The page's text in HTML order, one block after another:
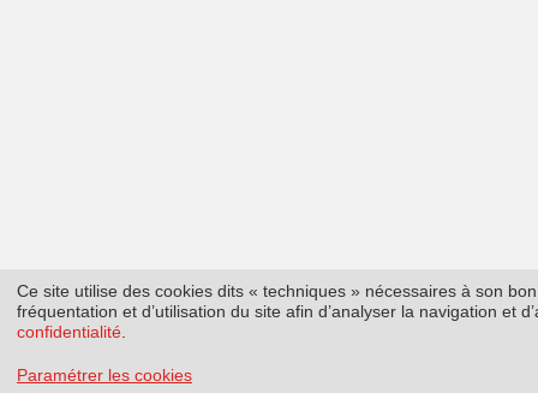
Ce site utilise des cookies dits « techniques » nécessaires à son
fréquentation et d’utilisation du site afin d’analyser la navigation et
confidentialité
Paramétrer les cookies